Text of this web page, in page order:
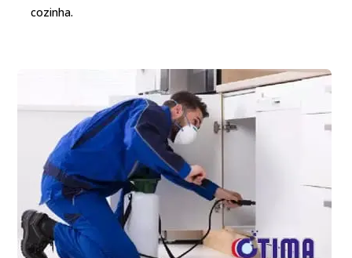
cozinha.